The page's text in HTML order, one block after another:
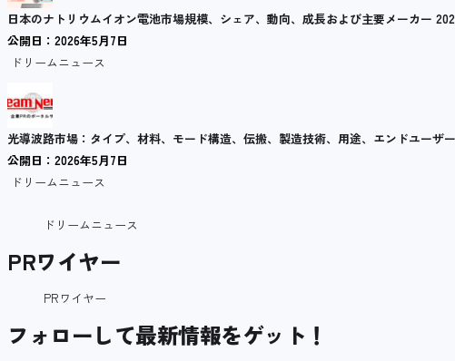
日本のナトリウムイオン電池市場規模、シェア、動向、成長および主要メーカー
公開日：2026年5月7日
ドリームニュース
光導波路市場：タイプ、材料、モード構造、伝搬、製造技術、用途、エンドユー
公開日：2026年5月7日
ドリームニュース
ドリームニュース
PRワイヤー
PRワイヤー
フォローして最新情報をゲット！